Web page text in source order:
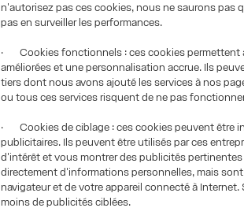
n'autorisez pas ces cookies, nous ne saurons pas
pas en surveiller les performances.
· Cookies fonctionnels : ces cookies permettent
améliorées et une personnalisation accrue. Ils
tiers dont nous avons ajouté les services à nos
ou tous ces services risquent de ne pas
· Cookies de ciblage : ces cookies peuvent être
publicitaires. Ils peuvent être utilisés par ces
d'intérêt et vous montrer des publicités
directement d'informations personnelles, mais
navigateur et de votre appareil connecté à
moins de publicités ciblées.